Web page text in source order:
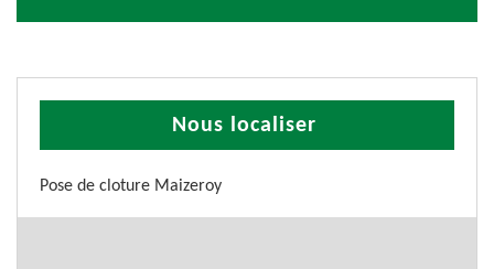
Nous localiser
Pose de cloture Maizeroy